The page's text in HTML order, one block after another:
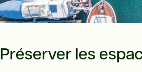
Préserver les